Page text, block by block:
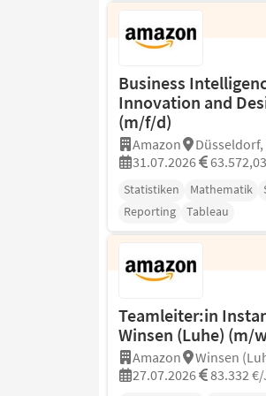
Business
Innovation and
(m/f/d)
Amazon
31.07.2026
Statistiken Mathematik
Reporting
Tableau
Teamleiter:in
Winsen (Luhe) (m/
Amazon
Winsen
27.07.2026
83.332